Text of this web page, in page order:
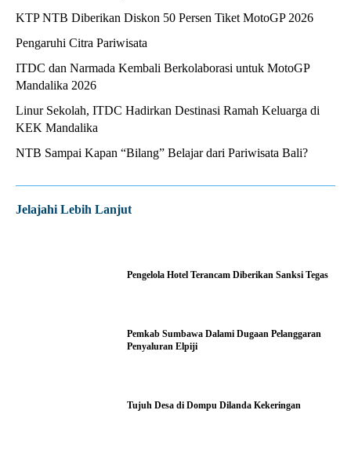
KTP NTB Diberikan Diskon 50 Persen Tiket MotoGP 2026
Pengaruhi Citra Pariwisata
ITDC dan Narmada Kembali Berkolaborasi untuk MotoGP
Mandalika 2026
Linur Sekolah, ITDC Hadirkan Destinasi Ramah Keluarga di
KEK Mandalika
NTB Sampai Kapan “Bilang” Belajar dari Pariwisata Bali?
Jelajahi Lebih Lanjut
Pengelola Hotel Terancam Diberikan Sanksi Tegas
Pemkab Sumbawa Dalami Dugaan Pelanggaran
Penyaluran Elpiji
Tujuh Desa di Dompu Dilanda Kekeringan